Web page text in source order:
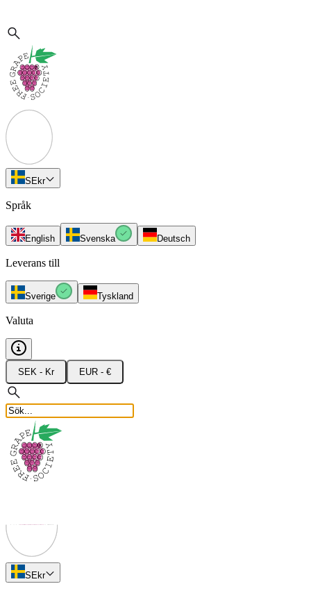
SEkr
Språk
English Svenska Deutsch
Leverans till
Sverige Tyskland
Valuta
SEK - Kr EUR - €
SEkr